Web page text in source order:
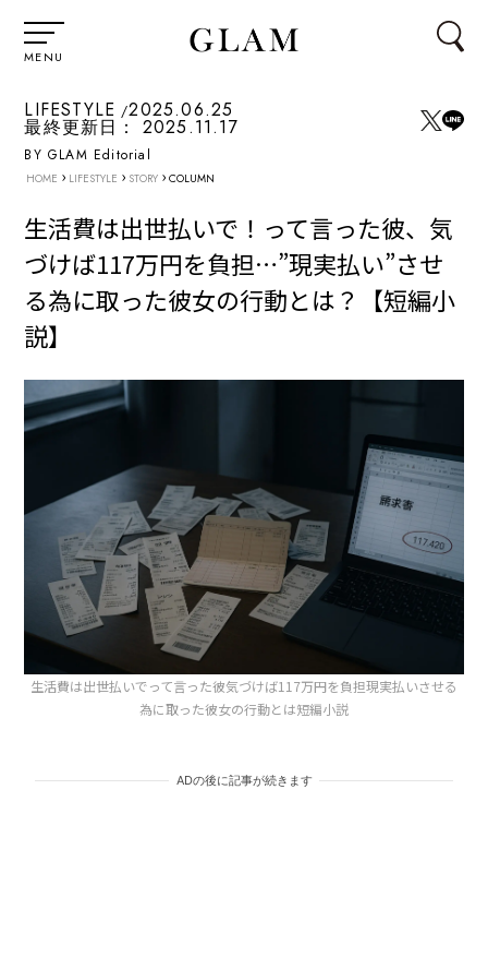
MENU
LIFESTYLE 2025.06.25
最終更新日： 2025.11.17
BY GLAM Editorial
HOME › LIFESTYLE › STORY › COLUMN
生活費は出世払いで！って言った彼、気
づけば117万円を負担…”現実払い”させ
る為に取った彼女の行動とは？【短編小
説】
生活費は出世払いでって言った彼気づけば117万円を負担現実払いさせる
為に取った彼女の行動とは短編小説
ADの後に記事が続きます